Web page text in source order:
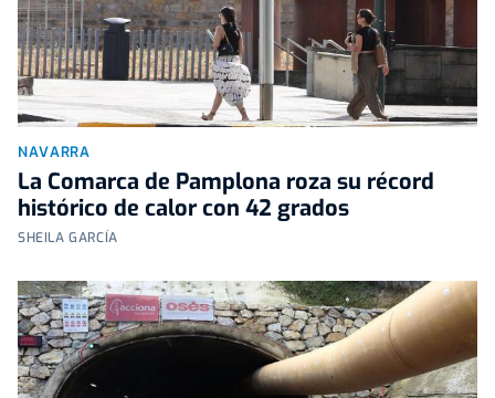
NAVARRA
La Comarca de Pamplona roza su récord
histórico de calor con 42 grados
SHEILA GARCÍA